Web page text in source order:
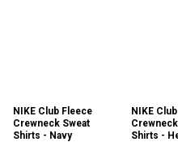
NIKE Club Fleece
Crewneck Sweat
Shirts - Navy
NIKE
Shirts -